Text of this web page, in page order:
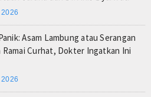
Asam Lambung atau Serangan
Curhat, Dokter Ingatkan Ini